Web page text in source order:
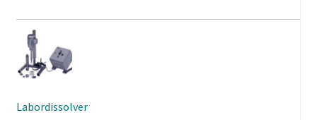
Labordissolver